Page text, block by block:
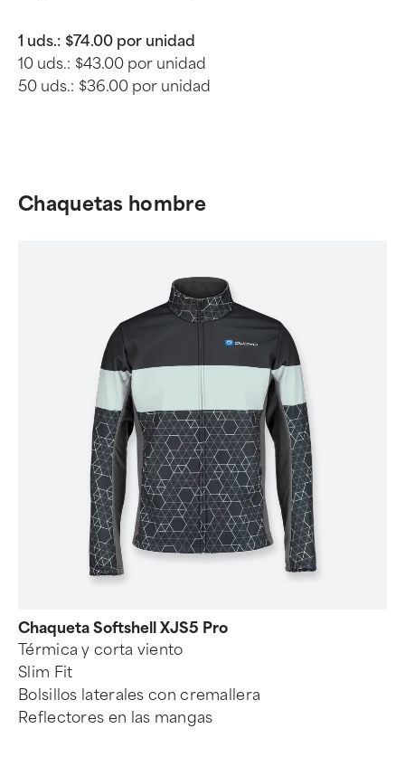
1 uds.: $74.00 por unidad
10 uds.: $43.00 por unidad
50 uds.: $36.00 por unidad
Chaquetas hombre
Chaqueta Softshell XJS5 Pro
Térmica y corta viento
Slim Fit
Bolsillos laterales con cremallera
Reflectores en las mangas